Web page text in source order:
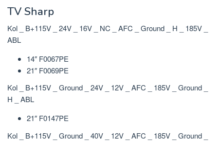
TV Sharp
Kol _ B+115V _ 24V _ 16V _ NC _ AFC _ Ground _ H _ 185V _
ABL
14″ F0067PE
21″ F0069PE
Kol _ B+115V _ Ground _ 24V _ 12V _ AFC _ 185V _ Ground _
H _ ABL
21″ F0147PE
Kol _ B+115V _ Ground _ 40V _ 12V _ AFC _ 185V _ Ground _